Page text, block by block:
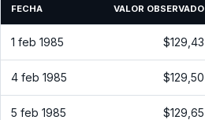
FECHA VALOR OBSERVADO
1 feb 1985 $129,43
4 feb 1985 $129,50
5 feb 1985 $129,65